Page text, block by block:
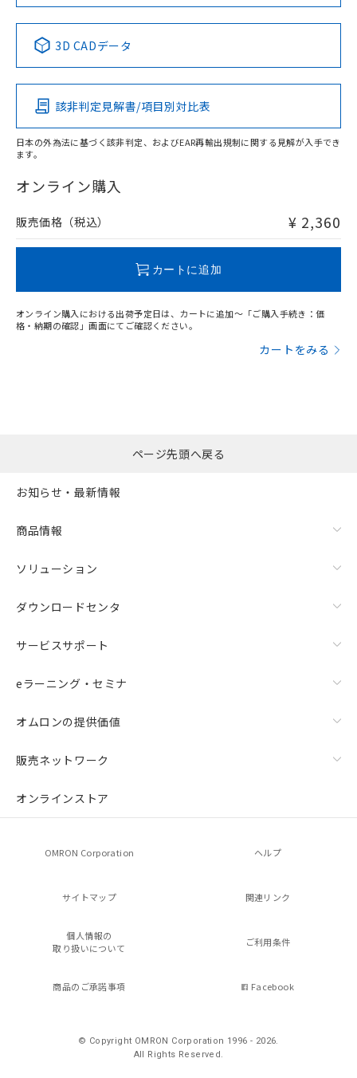
Pb Hg Cd Cr(VI)
O
在庫等で未対応品が混在する可能性があります。
問い合わせください。
No No No No
この製品の規格認証/適合状況ページへ
その他の認証はこちらのページからご検索ください
3D CADデータ
該非判定見解書/項目別対比表
日本の外為法に基づく該非判定、およびEAR再輸出規制に関する見解が入手でき
ます。
オンライン購入
販売価格（税込） ¥ 2,360
カートに追加
オンライン購入における出荷予定日は、カートに追加～「ご購入手続き：価
格・納期の確認」画面にてご確認ください。
カートをみる
ページ先頭へ戻る
お知らせ・最新情報
商品情報
ソリューション
ダウンロードセンタ
サービスサポート
eラーニング・セミナ
オムロンの提供価値
販売ネットワーク
オンラインストア
OMRON Corporation ヘルプ
サイトマップ 関連リンク
個人情報の
取り扱いについて
ご利用条件
商品のご承諾事項 Facebook
© Copyright OMRON Corporation 1996 - 2026.
All Rights Reserved.